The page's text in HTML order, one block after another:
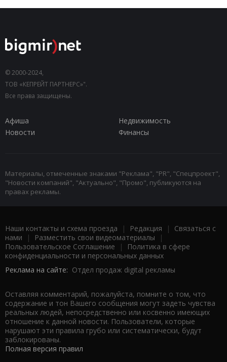
© 2000-2024,
ТОВ «КЕПРЕЙТ ПАРТНЕРС»".
Все права защищены.
Афиша
Недвижимость
Новости
Финансы
Материалы, отмеченные знаками "Реклама", "PR", "Спецпроект",
"Новости компаний", "Актуально", "Промо", публикуются на
правах рекламы.
Наши контакты и схема проезда | Редакция | Связаться с
нами | Разместить свои видеоматериалы |
Пользовательское Соглашение |
Политика в сфере
конфиденциальности и персональных данных
Реклама на сайте: Отдел продаж digital рекламы
Оставляя комментарий, пожалуйста, помните о том, что
содержание и тон Вашего сообщения могут задеть чувства
реальных людей, непосредственно или косвенно имеющих
отношение к данной новости. Пользователи, которые
нарушают эти правила грубо или систематически, будут
заблокированы.
Полная версия правил